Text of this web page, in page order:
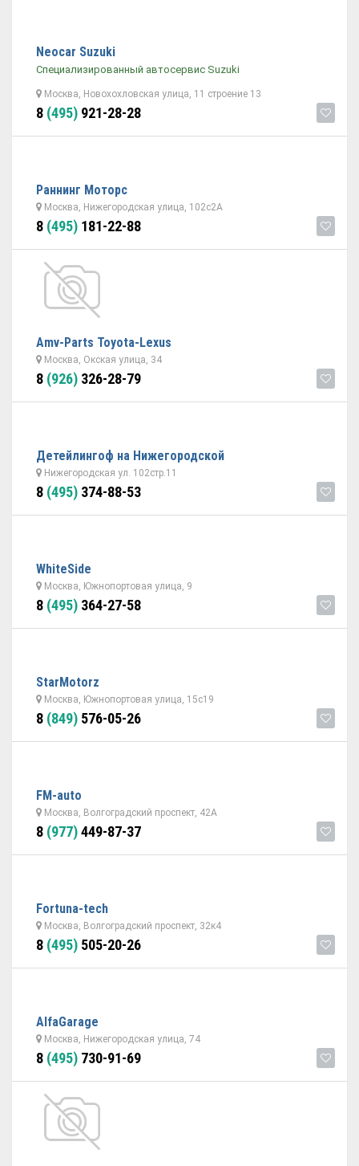
Neocar Suzuki
Специализированный автосервис Suzuki
Москва, Новохохловская улица, 11 строение 13
8 (495) 921-28-28
Раннинг Моторс
Москва, Нижегородская улица, 102с2А
8 (495) 181-22-88
Amv-Parts Toyota-Lexus
Москва, Окская улица, 34
8 (926) 326-28-79
Детейлингоф на Нижегородской
Нижегородская ул. 102стр.11
8 (495) 374-88-53
WhiteSide
Москва, Южнопортовая улица, 9
8 (495) 364-27-58
StarMotorz
Москва, Южнопортовая улица, 15с19
8 (849) 576-05-26
FM-auto
Москва, Волгоградский проспект, 42А
8 (977)449-87-37
Fortuna-tech
Москва, Волгоградский проспект, 32к4
8 (495) 505-20-26
AlfaGarage
Москва, Нижегородская улица, 74
8 (495) 730-91-69